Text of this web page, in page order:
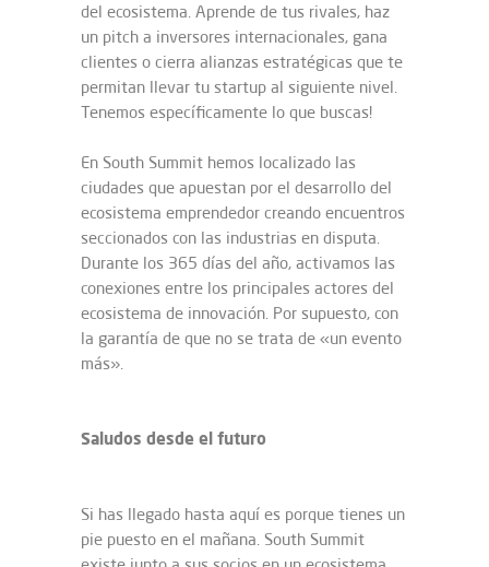
del ecosistema. Aprende de tus rivales, haz
un pitch a inversores internacionales, gana
clientes o cierra alianzas estratégicas que te
permitan llevar tu startup al siguiente nivel.
Tenemos específicamente lo que buscas!
En South Summit hemos localizado las
ciudades que apuestan por el desarrollo del
ecosistema emprendedor creando encuentros
seccionados con las industrias en disputa.
Durante los 365 días del año, activamos las
conexiones entre los principales actores del
ecosistema de innovación. Por supuesto, con
la garantía de que no se trata de «un evento
más».
Saludos desde el futuro
Si has llegado hasta aquí es porque tienes un
pie puesto en el mañana. South Summit